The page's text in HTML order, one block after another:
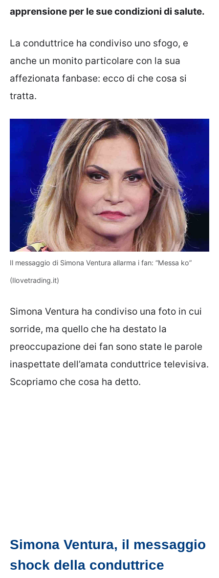
apprensione per le sue condizioni di salute.
La conduttrice ha condiviso uno sfogo, e
anche un monito particolare con la sua
affezionata fanbase: ecco di che cosa si
tratta.
Il messaggio di Simona Ventura allarma i fan: “Messa ko”
(Ilovetrading.it)
Simona Ventura ha condiviso una foto in cui
sorride, ma quello che ha destato la
preoccupazione dei fan sono state le parole
inaspettate dell’amata conduttrice televisiva.
Scopriamo che cosa ha detto.
Simona Ventura, il messaggio
shock della conduttrice